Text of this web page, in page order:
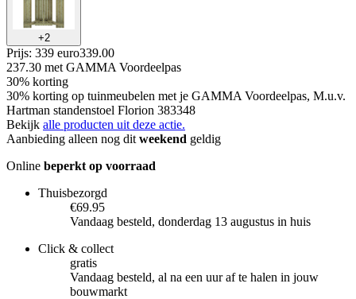
+2
Prijs: 339 euro339.00
237.30 met GAMMA Voordeelpas
30% korting
30% korting op tuinmeubelen met je GAMMA Voordeelpas, M.u.v.
Hartman standenstoel Florion 383348
Bekijk alle producten uit deze actie.
Aanbieding alleen nog dit weekend geldig
Online beperkt op voorraad
Thuisbezorgd
€69.95
Vandaag besteld, donderdag 13 augustus in huis
Click & collect
gratis
Vandaag besteld, al na een uur af te halen in jouw
bouwmarkt